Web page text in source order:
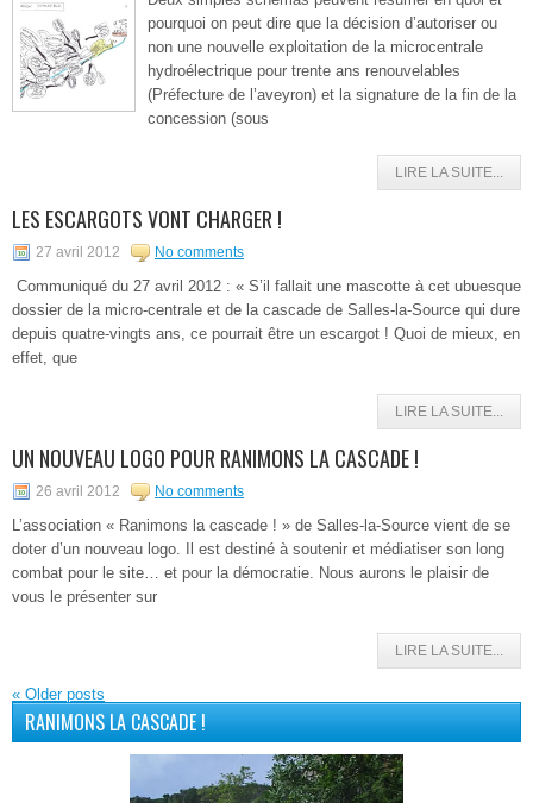
pourquoi on peut dire que la décision d’autoriser ou
non une nouvelle exploitation de la microcentrale
hydroélectrique pour trente ans renouvelables
(Préfecture de l’aveyron) et la signature de la fin de la
concession (sous
LIRE LA SUITE...
LES ESCARGOTS VONT CHARGER !
27 avril 2012 No comments
Communiqué du 27 avril 2012 : « S’il fallait une mascotte à cet ubuesque
dossier de la micro-centrale et de la cascade de Salles-la-Source qui dure
depuis quatre-vingts ans, ce pourrait être un escargot ! Quoi de mieux, en
effet, que
LIRE LA SUITE...
UN NOUVEAU LOGO POUR RANIMONS LA CASCADE !
26 avril 2012 No comments
L’association « Ranimons la cascade ! » de Salles-la-Source vient de se
doter d’un nouveau logo. Il est destiné à soutenir et médiatiser son long
combat pour le site… et pour la démocratie. Nous aurons le plaisir de
vous le présenter sur
LIRE LA SUITE...
« Older posts
RANIMONS LA CASCADE !